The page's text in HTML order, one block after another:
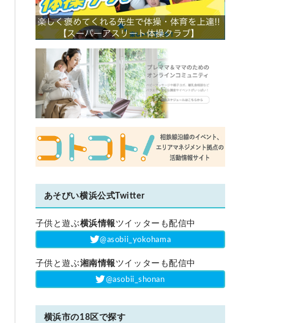
あそびい横浜公式Twitter
子供と遊ぶ横浜情報 ツイッターも配信中
‎@asobii_yokohama
子供と遊ぶ湘南情報 ツイッターも配信中
‎@asobii_shonan
横浜市の18区で探す